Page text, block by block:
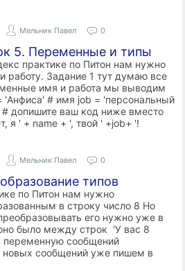
Мельник Павел 0
5. Переменные и типы
практике по Питон нам нужно
работу. Задание 1 тут думаю все
имя и работа мы выводим
'Анфиса' # имя job = 'персональный
допишите ваш код ниже вместо
я ' + name + ', твой ' +job+ '!
Мельник Павел 0
типов
по Питон нам нужно
в строку число 8 Но
его нужно уже в
было между строк 'У вас 8
сообщений
новых сообщений уже пишем в